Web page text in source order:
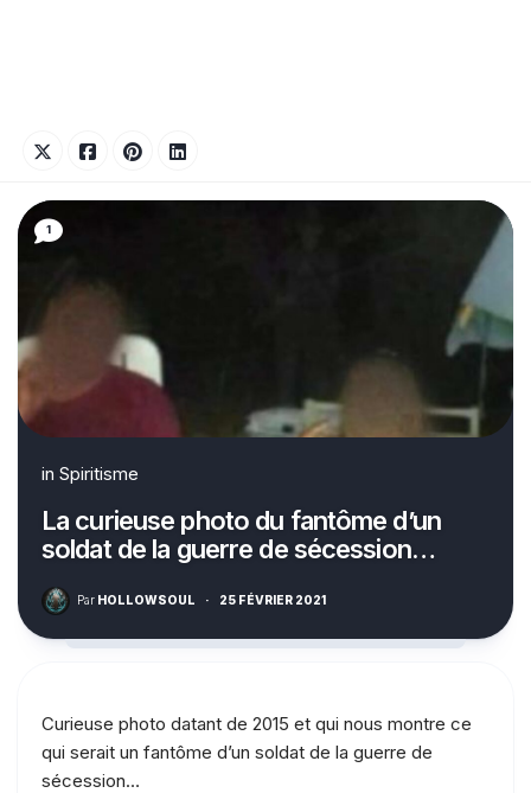
1
in Spiritisme
La curieuse photo du fantôme d’un
soldat de la guerre de sécession…
Par HOLLOWSOUL · 25 FÉVRIER 2021
Curieuse photo datant de 2015 et qui nous montre ce
qui serait un fantôme d’un soldat de la guerre de
sécession…